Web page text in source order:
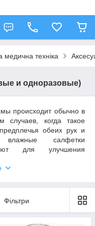
медична техніка
и одноразовые)
происходит обычно в
случаев, когда такое
обеих рук и
салфетки
для улучшения
ними предварительно
электроды для
Фільтри